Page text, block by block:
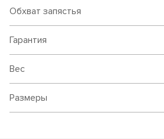
Обхват запястья
Гарантия
Вес
Размеры